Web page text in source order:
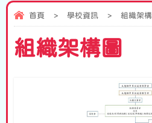
首頁 > 學校資訊 > 組織架構
組織架構圖